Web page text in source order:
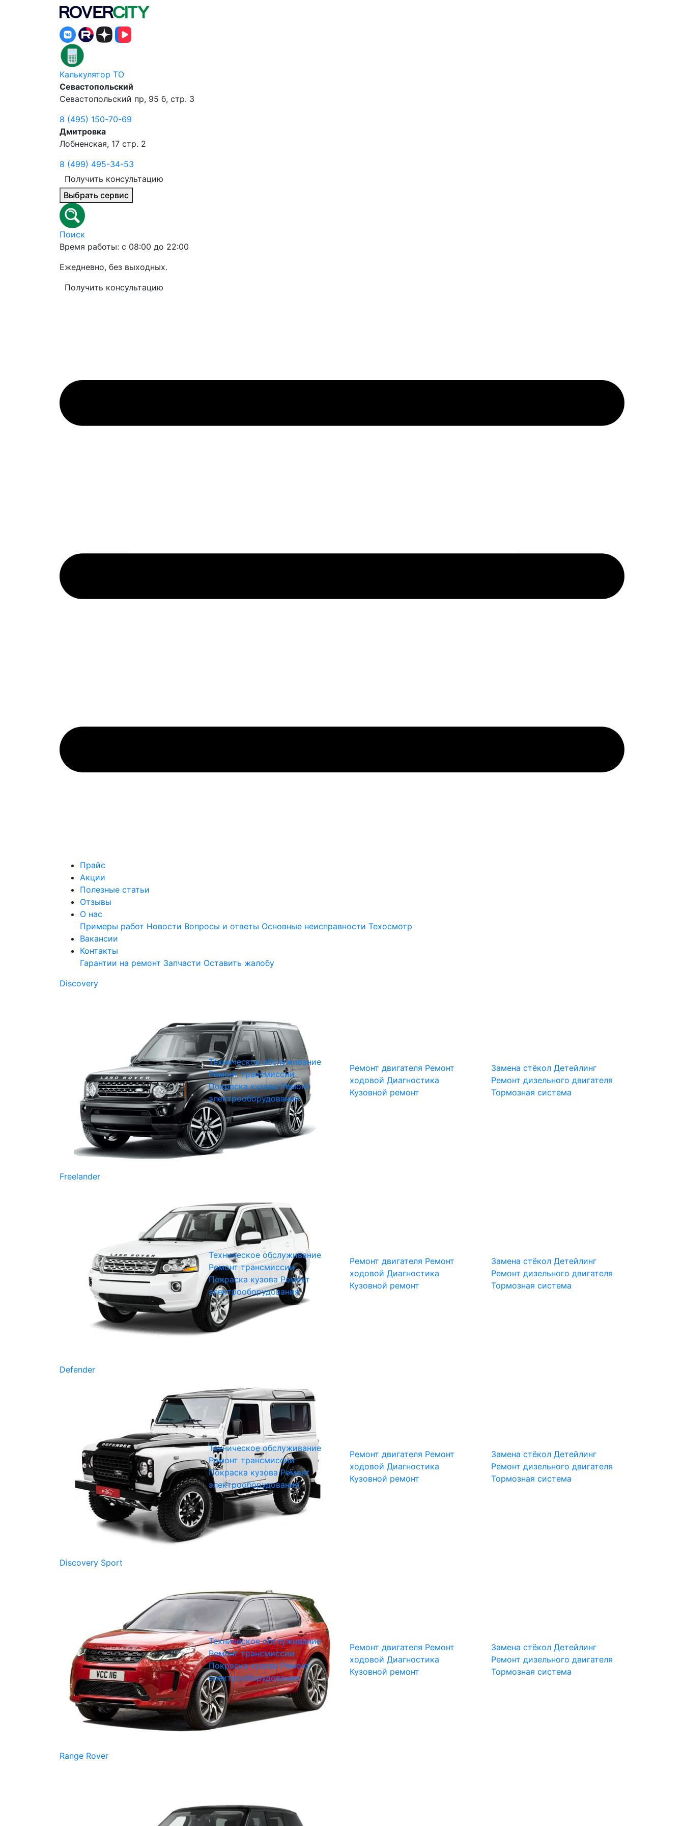
Калькулятор ТО
Севастопольский
Севастопольский пр, 95 б, стр. 3
8 (495) 150-70-69
Дмитровка
Лобненская, 17 стр. 2
8 (499) 495-34-53
Получить консультацию
Выбрать сервис
Поиск
Время работы: с 08:00 до 22:00
Ежедневно, без выходных.
Получить консультацию
Прайс
Акции
Полезные статьи
Отзывы
О нас
Примеры работ Новости Вопросы и ответы Основные неисправности Техосмотр
Вакансии
Контакты
Гарантии на ремонт Запчасти Оставить жалобу
Discovery
Техническое обслуживание
Ремонт трансмиссии
Покраска кузова Ремонт
электрооборудования
Ремонт двигателя Ремонт
ходовой Диагностика
Кузовной ремонт
Замена стёкол Детейлинг
Ремонт дизельного двигателя
Тормозная система
Freelander
Техническое обслуживание
Ремонт трансмиссии
Покраска кузова Ремонт
электрооборудования
Ремонт двигателя Ремонт
ходовой Диагностика
Кузовной ремонт
Замена стёкол Детейлинг
Ремонт дизельного двигателя
Тормозная система
Defender
Техническое обслуживание
Ремонт трансмиссии
Покраска кузова Ремонт
электрооборудования
Ремонт двигателя Ремонт
ходовой Диагностика
Кузовной ремонт
Замена стёкол Детейлинг
Ремонт дизельного двигателя
Тормозная система
Discovery Sport
Техническое обслуживание
Ремонт трансмиссии
Покраска кузова Ремонт
электрооборудования
Ремонт двигателя Ремонт
ходовой Диагностика
Кузовной ремонт
Замена стёкол Детейлинг
Ремонт дизельного двигателя
Тормозная система
Range Rover